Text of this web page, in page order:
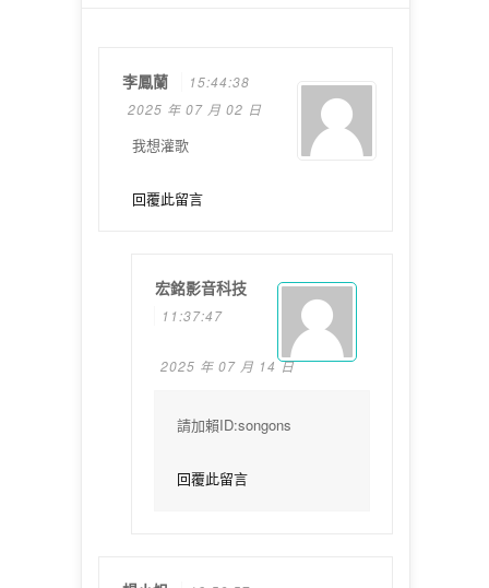
李鳳蘭
15:44:38
2025 年 07 月 02 日
我想灌歌
回覆此留言
宏銘影音科技
11:37:47
2025 年 07 月 14 日
請加賴ID:songons
回覆此留言